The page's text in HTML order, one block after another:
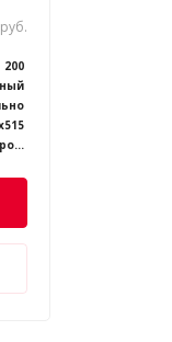
руб.
200
Сталь эмалированная